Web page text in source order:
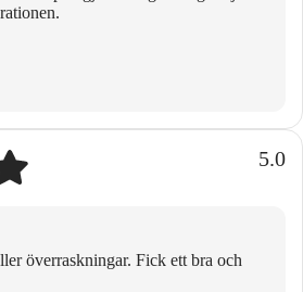
5.0
överraskningar. Fick ett bra och